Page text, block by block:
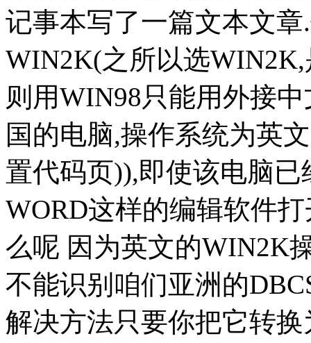
记事本写了一篇文本文
WIN2K(之所以选
则用WIN98只能用外接
国的电脑,操作系统为英
置代码页)),即使该电脑
WORD这样的编辑软件
么呢 因为英文的WIN2K
不能识别咱们亚洲的
解决方法只要你把它转